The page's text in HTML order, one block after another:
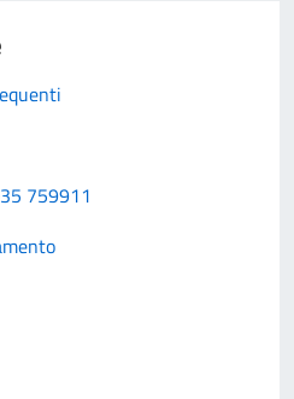
759911